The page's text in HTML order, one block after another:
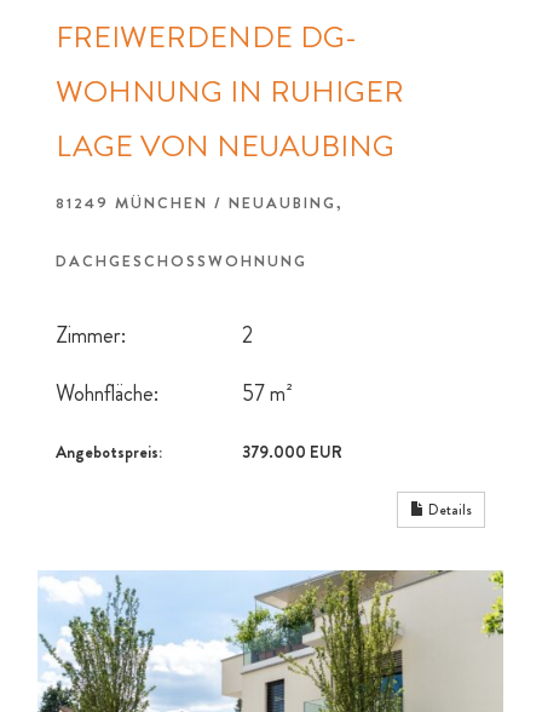
FREIWERDENDE DG-
WOHNUNG IN RUHIGER
LAGE VON NEUAUBING
81249 MÜNCHEN / NEUAUBING,
DACHGESCHOSSWOHNUNG
Zimmer:
2
Wohnfläche:
57 m²
Angebotspreis: 379.000 EUR
Details